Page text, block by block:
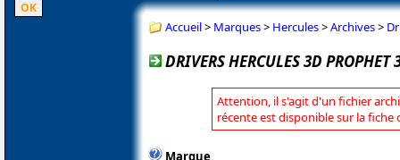
Accueil> Marques> Hercules>Archives>
DRIVERS HERCULES 3D PROPHET
Attention, il s'agit d'un fichier
récente est disponible sur la fiche
Marque